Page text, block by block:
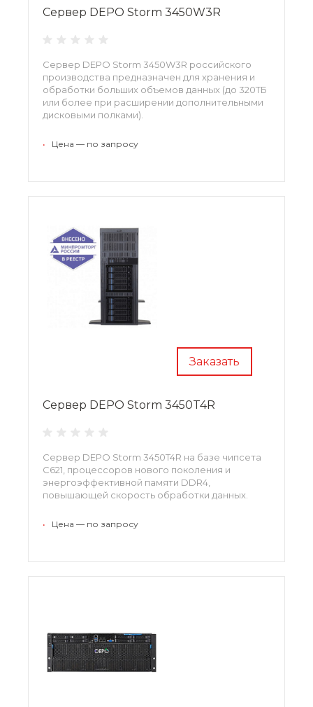
Сервер DEPO Storm 3450W3R
Сервер DEPO Storm 3450W3R российского
производства предназначен для хранения и
обработки больших объемов данных (до 320ТБ
или более при расширении дополнительными
дисковыми полками).
• Цена — по запросу
Заказать
Сервер DEPO Storm 3450T4R
Сервер DEPO Storm 3450T4R на базе чипсета
C621, процессоров нового поколения и
энергоэффективной памяти DDR4,
повышающей скорость обработки данных.
• Цена — по запросу